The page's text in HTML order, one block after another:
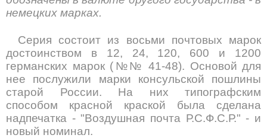
немецких марках.
Серия состоит из восьми почтовых марок
достоинством в 12, 24, 120, 600 и 1200
германских марок (№№ 41-48). Основой для
нее послужили марки консульской пошлины
старой России. На них типографским
способом красной краской была сделана
надпечатка - "Воздушная почта Р.С.Ф.С.Р." - и
новый номинал.